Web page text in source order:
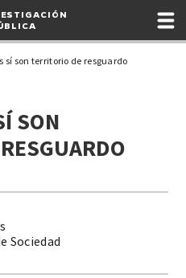
sí son territorio de resguardo
SON
Sociedad